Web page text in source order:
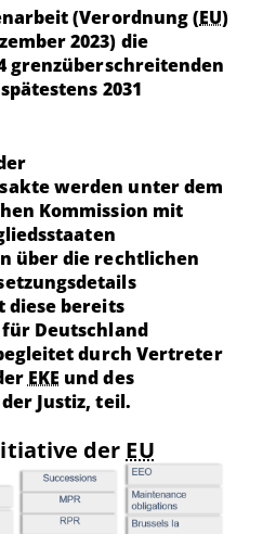
(Verordnung (EU)
2023) die
grenzüberschreitenden
2031
werden unter dem
Kommission mit
über die rechtlichen
bereits
Deutschland
durch Vertreter
EKE und des
Justiz, teil.
der EU